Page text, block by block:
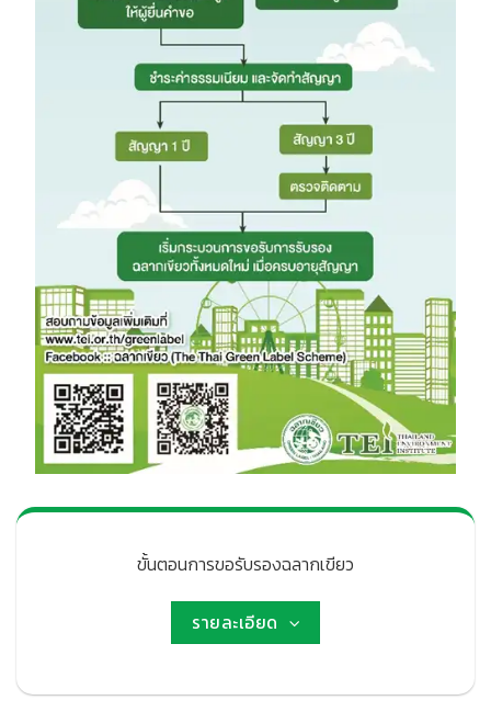
ขั้นตอนการขอรับรองฉลากเขียว
รายละเอียด